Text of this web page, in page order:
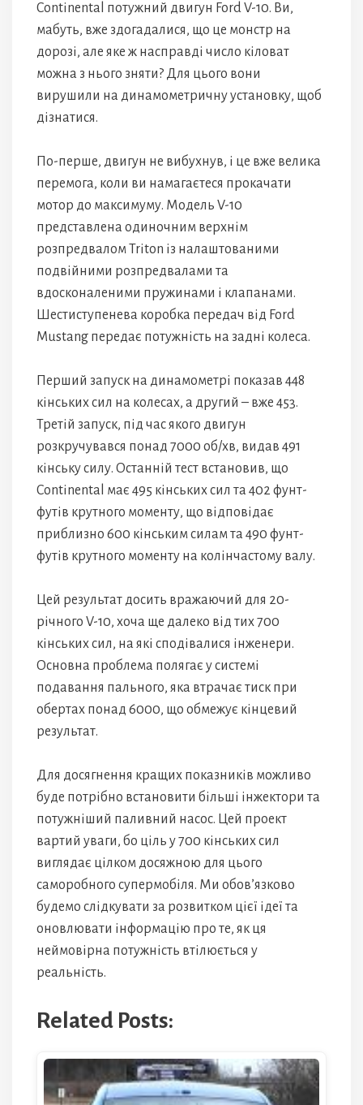
Continental потужний двигун Ford V-10. Ви,
мабуть, вже здогадалися, що це монстр на
дорозі, але яке ж насправді число кіловат
можна з нього зняти? Для цього вони
вирушили на динамометричну установку, щоб
дізнатися.
По-перше, двигун не вибухнув, і це вже велика
перемога, коли ви намагаєтеся прокачати
мотор до максимуму. Модель V-10
представлена одиночним верхнім
розпредвалом Triton із налаштованими
подвійними розпредвалами та
вдосконаленими пружинами і клапанами.
Шестиступенева коробка передач від Ford
Mustang передає потужність на задні колеса.
Перший запуск на динамометрі показав 448
кінських сил на колесах, а другий – вже 453.
Третій запуск, під час якого двигун
розкручувався понад 7000 об/хв, видав 491
кінську силу. Останній тест встановив, що
Continental має 495 кінських сил та 402 фунт-
футів крутного моменту, що відповідає
приблизно 600 кінським силам та 490 фунт-
футів крутного моменту на колінчастому валу.
Цей результат досить вражаючий для 20-
річного V-10, хоча ще далеко від тих 700
кінських сил, на які сподівалися інженери.
Основна проблема полягає у системі
подавання пального, яка втрачає тиск при
обертах понад 6000, що обмежує кінцевий
результат.
Для досягнення кращих показників можливо
буде потрібно встановити більші інжектори та
потужніший паливний насос. Цей проект
вартий уваги, бо ціль у 700 кінських сил
виглядає цілком досяжною для цього
саморобного супермобіля. Ми обов’язково
будемо слідкувати за розвитком цієї ідеї та
оновлювати інформацію про те, як ця
неймовірна потужність втілюється у
реальність.
Related Posts: